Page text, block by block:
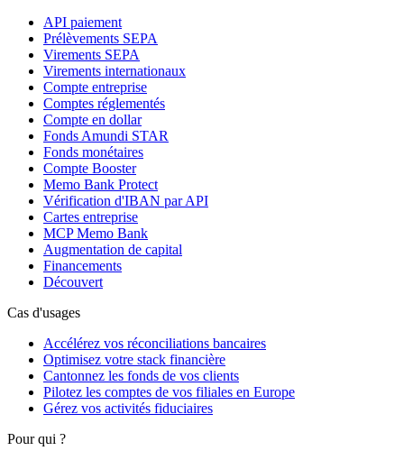
API paiement
Prélèvements SEPA
Virements SEPA
Virements internationaux
Compte entreprise
Comptes réglementés
Compte en dollar
Fonds Amundi STAR
Fonds monétaires
Compte Booster
Memo Bank Protect
Vérification d'IBAN par API
Cartes entreprise
MCP Memo Bank
Augmentation de capital
Financements
Découvert
Cas d'usages
Accélérez vos réconciliations bancaires
Optimisez votre stack financière
Cantonnez les fonds de vos clients
Pilotez les comptes de vos filiales en Europe
Gérez vos activités fiduciaires
Pour qui ?